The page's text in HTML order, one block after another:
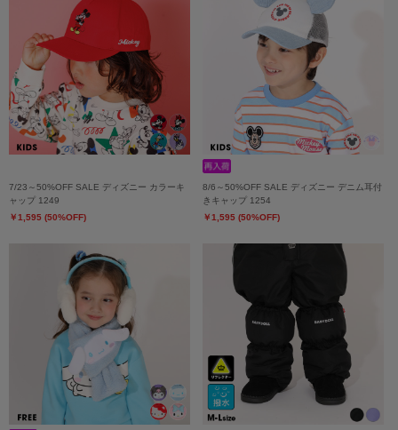
7/23～50%OFF SALE ディズニー カラーキ
ャップ 1249
￥1,595 (50%OFF)
8/6～50%OFF SALE ディズニー デニム耳付
きキャップ 1254
￥1,595 (50%OFF)